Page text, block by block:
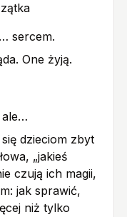
sercem.
One żyją.
ale…
dzieciom zbyt
„jakieś
czują ich magii,
jak sprawić,
niż tylko